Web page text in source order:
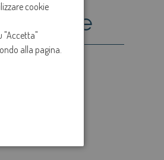
cookie
"Accetta"
alla pagina.
- CODICE ETICO
REGOLAMENTO SERVIZIO IDRICO INTEGRATO
CONTATTI, UFFICI, SPORTELLI E ORARI